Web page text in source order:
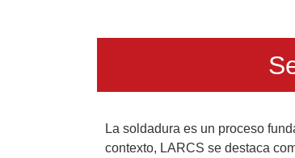
La soldadura es un proceso
contexto, LARCS se destaca